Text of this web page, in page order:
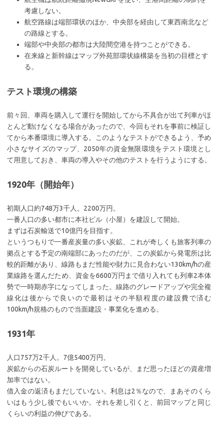
考慮しない。
航空路線は端部環状のほか、中央部を経由して東西南北など
の路線とする。
端部や中央部の都市は大陸間空港を持つことができる。
在来線と新幹線はマップ外苑部環状線構築を当初の目標とす
る。
テスト環境の構築
前々回、車両を購入して運行を開始してから不具合が出て列車がほ
とんど動けなくなる場合があったので、今回もそれを事前に検証し
てから本番環境に導入する。このようなテストができるよう、予め
小さなサイズのマップ、2050年の資金無限環境をテスト環境とし
て用意しておき、車両の導入やその他のテストを行うようにする。
1920年（開始年）
初期人口約748万3千人。2200万円。
一番人口の多い都市に本社ビル（小屋）を建設して開始。
まずは石炭輸送で10億円を目指す。
というつもりで一番産炭量の多い炭鉱、これが奇しくも旅客列車の
拠点とする予定の南端部にあったのだが、この炭鉱から発電所は比
較的距離があり、線路もまだ性能や財力に見合わない130km/hの産
業線路を選んだため、資金を6600万円まで借り入れても列車2本体
勢で一時期赤字になってしまった。線路のグレードアップや完全複
線化は後からで良いので最初はその半額程度の建設費で済む
100km/h規格のもので当面建設・事業化を進める。
1931年
人口757万2千人。7億5400万円。
炭鉱からの石炭ルートを開発しているが、まだ思ったほどの資産増
加率ではない。
借入金の返済もまだしていない。利息は2％なので、まあそのくら
いはもう少し後でもいいか。それを差し引くと、前回マップと同じ
くらいの利益の伸びである。